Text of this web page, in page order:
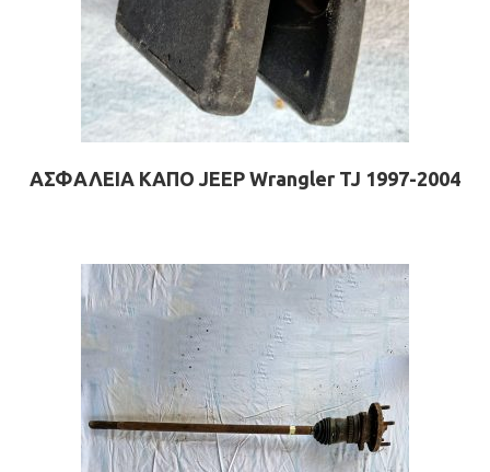
ΑΣΦΑΛΕΙΑ ΚΑΠΟ JEEP Wrangler TJ 1997-2004